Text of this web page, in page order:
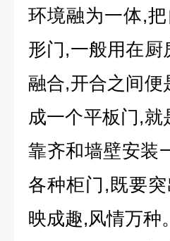
环境融为一体,
形门,一般用在
融合,开合之间便
成一个平板门,
靠齐和墙壁安装
各种柜门,既要
映成趣,风情万种。